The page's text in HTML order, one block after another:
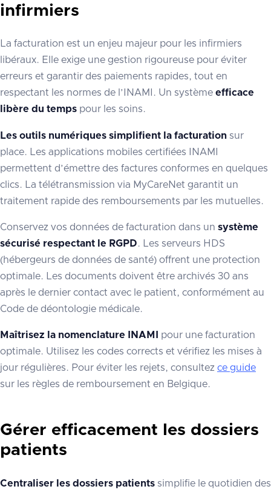
infirmiers
La facturation est un enjeu majeur pour les infirmiers
libéraux. Elle exige une gestion rigoureuse pour éviter
erreurs et garantir des paiements rapides, tout en
respectant les normes de l’INAMI. Un système efficace
libère du temps pour les soins.
Les outils numériques simplifient la facturation sur
place. Les applications mobiles certifiées INAMI
permettent d’émettre des factures conformes en quelques
clics. La télétransmission via MyCareNet garantit un
traitement rapide des remboursements par les mutuelles.
Conservez vos données de facturation dans un système
sécurisé respectant le RGPD. Les serveurs HDS
(hébergeurs de données de santé) offrent une protection
optimale. Les documents doivent être archivés 30 ans
après le dernier contact avec le patient, conformément au
Code de déontologie médicale.
Maîtrisez la nomenclature INAMI
pour une facturation
optimale. Utilisez les codes corrects et vérifiez les mises à
jour régulières. Pour éviter les rejets, consultez ce guide
sur les règles de remboursement en Belgique.
Gérer efficacement les dossiers
patients
Centraliser les dossiers patients simplifie le quotidien des